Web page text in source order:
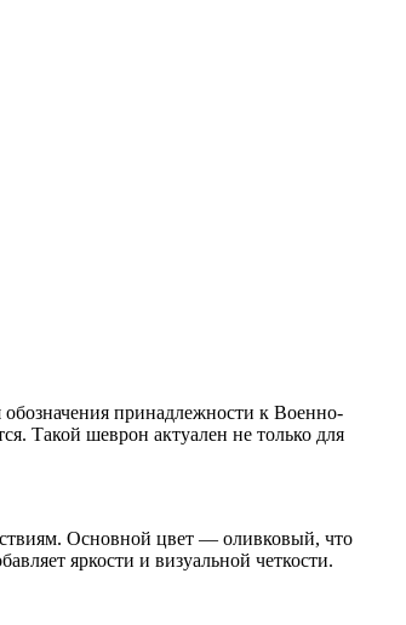
принадлежности к Военно-
Такой шеврон актуален не только для
Основной цвет — оливковый, что
яркости и визуальной четкости.